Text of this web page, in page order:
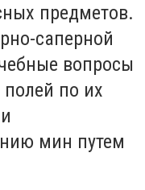
предметов.
саперной
вопросы
по их
мин путем